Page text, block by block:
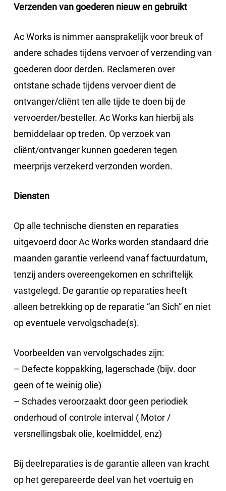
Verzenden van goederen nieuw en gebruikt
Ac Works is nimmer aansprakelijk voor breuk of
andere schades tijdens vervoer of verzending van
goederen door derden. Reclameren over
ontstane schade tijdens vervoer dient de
ontvanger/cliënt ten alle tijde te doen bij de
vervoerder/besteller. Ac Works kan hierbij als
bemiddelaar op treden. Op verzoek van
cliënt/ontvanger kunnen goederen tegen
meerprijs verzekerd verzonden worden.
Diensten
Op alle technische diensten en reparaties
uitgevoerd door Ac Works worden standaard drie
maanden garantie verleend vanaf factuurdatum,
tenzij anders overeengekomen en schriftelijk
vastgelegd. De garantie op reparaties heeft
alleen betrekking op de reparatie “an Sich” en niet
op eventuele vervolgschade(s).
Voorbeelden van vervolgschades zijn:
– Defecte koppakking, lagerschade (bijv. door
geen of te weinig olie)
– Schades veroorzaakt door geen periodiek
onderhoud of controle interval ( Motor /
versnellingsbak olie, koelmiddel, enz)
Bij deelreparaties is de garantie alleen van kracht
op het gerepareerde deel van het voertuig en